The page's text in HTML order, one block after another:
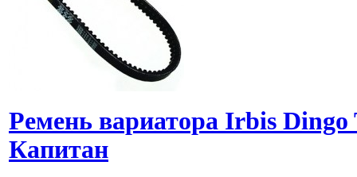
Ремень вариатора Irbis Dingo
Капитан